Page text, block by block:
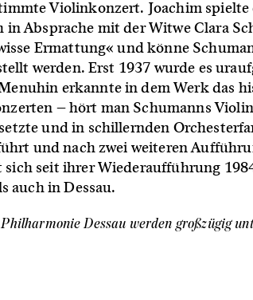
Violinkonzert. Joachim
in Absprache mit der Witwe Clara
Ermattung« und könne
werden. Erst 1937 wurde es
erkannte in dem Werk das
– hört man Schumanns
und in schillernden
und nach zwei weiteren
seit ihrer Wiederaufführung
auch in Dessau.
Dessau werden großzügig